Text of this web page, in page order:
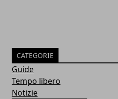
CATEGORIE
Guide
Tempo libero
Notizie